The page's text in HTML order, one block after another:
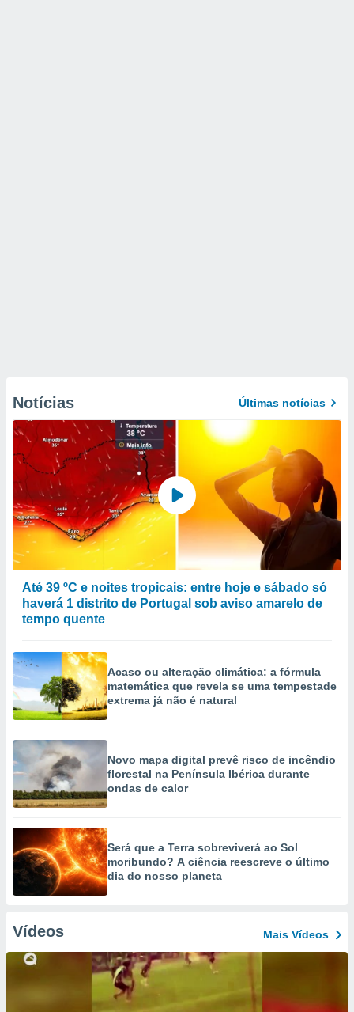
Notícias Últimas notícias
Até 39 ºC e noites tropicais: entre hoje e sábado só
haverá 1 distrito de Portugal sob aviso amarelo de
tempo quente
Acaso ou alteração climática: a fórmula
matemática que revela se uma tempestade
extrema já não é natural
Novo mapa digital prevê risco de incêndio
florestal na Península Ibérica durante
ondas de calor
Será que a Terra sobreviverá ao Sol
moribundo? A ciência reescreve o último
dia do nosso planeta
Vídeos Mais Vídeos